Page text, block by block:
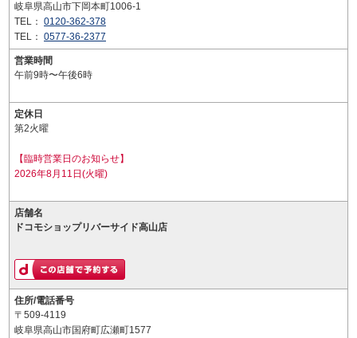
岐阜県高山市下岡本町1006-1
TEL： 0120-362-378
TEL： 0577-36-2377
営業時間
午前9時〜午後6時
定休日
第2火曜
【臨時営業日のお知らせ】
2026年8月11日(火曜)
店舗名
ドコモショップリバーサイド高山店
住所/電話番号
〒509-4119
岐阜県高山市国府町広瀬町1577